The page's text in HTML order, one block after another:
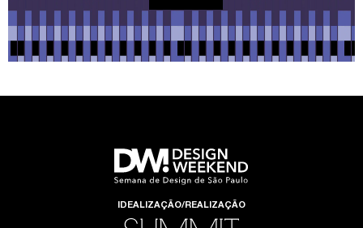
IDEALIZAÇÃO/REALIZAÇÃO